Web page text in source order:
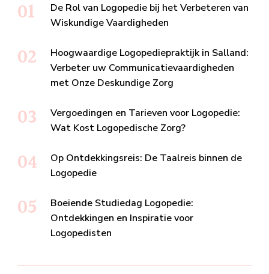
De Rol van Logopedie bij het Verbeteren van
Wiskundige Vaardigheden
Hoogwaardige Logopediepraktijk in Salland:
Verbeter uw Communicatievaardigheden
met Onze Deskundige Zorg
Vergoedingen en Tarieven voor Logopedie:
Wat Kost Logopedische Zorg?
Op Ontdekkingsreis: De Taalreis binnen de
Logopedie
Boeiende Studiedag Logopedie:
Ontdekkingen en Inspiratie voor
Logopedisten